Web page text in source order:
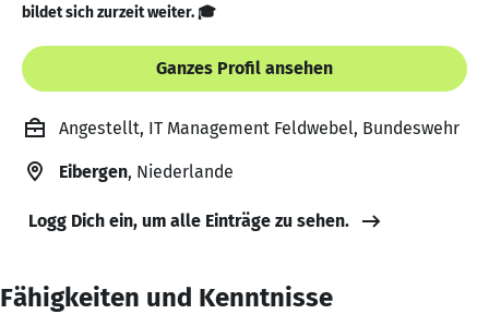
bildet sich zurzeit weiter. 🎓
Ganzes Profil ansehen
Angestellt, IT Management Feldwebel, Bundeswehr
Eibergen, Niederlande
Logg Dich ein, um alle Einträge zu sehen.
Fähigkeiten und Kenntnisse